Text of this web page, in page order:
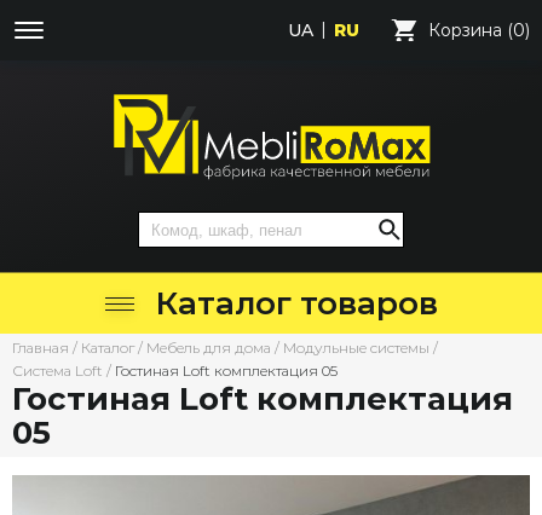
UA RU Корзина (0)
Каталог товаров
Главная / Каталог / Мебель для дома / Модульные системы /
Система Loft / Гостиная Loft комплектация 05
Гостиная Loft комплектация
05